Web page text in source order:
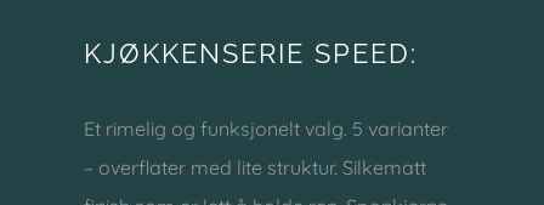
KJØKKENSERIE SPEED:
Et rimelig og funksjonelt valg. 5 varianter
– overflater med lite struktur. Silkematt